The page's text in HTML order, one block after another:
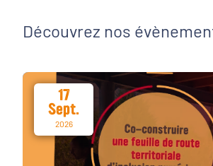
Découvrez nos
17
Sept.
2026